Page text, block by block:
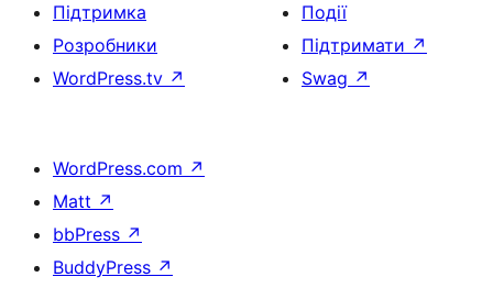
Підтримка
Розробники
WordPress.tv ↗
Події
Підтримати ↗
Swag ↗
WordPress.com ↗
Matt ↗
bbPress ↗
BuddyPress ↗